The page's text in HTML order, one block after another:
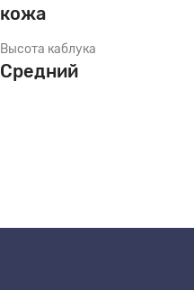
кожа
Высота каблука
Средний